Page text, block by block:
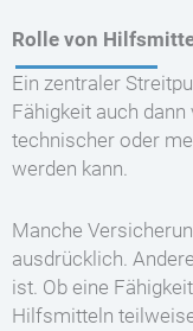
Rolle von
Ein zentraler
Fähigkeit auch
technischer oder
werden kann.
Manche
ausdrücklich.
ist. Ob eine
Hilfsmitteln